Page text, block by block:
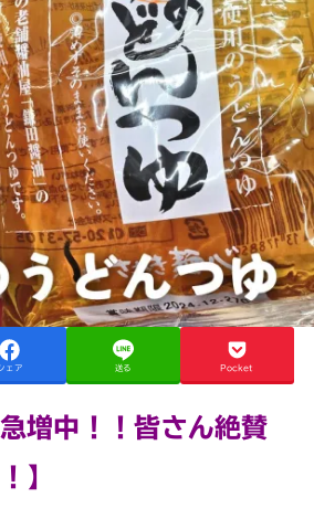
ェア 送る Pocket
増中！！皆さん絶賛
】